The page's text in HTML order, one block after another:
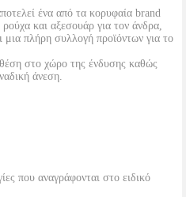
ένα από τα κορυφαία brand
και αξεσουάρ για τον άνδρα,
μια πλήρη συλλογή προϊόντων για το
στο χώρο της ένδυσης καθώς
άνεση.
που αναγράφονται στο ειδικό